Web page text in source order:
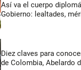
Así va el cuerpo
Gobierno: lealtades,
Diez claves para
de Colombia, Abelardo